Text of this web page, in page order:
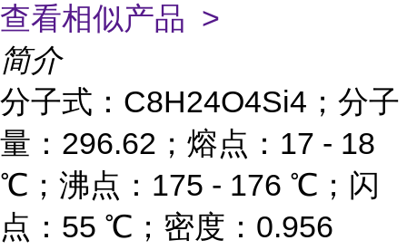
查看相似产品 >
简介
分子式：C8H24O4Si4；分子
量：296.62；熔点：17 - 18
℃；沸点：175 - 176 ℃；闪
点：55 ℃；密度：0.956